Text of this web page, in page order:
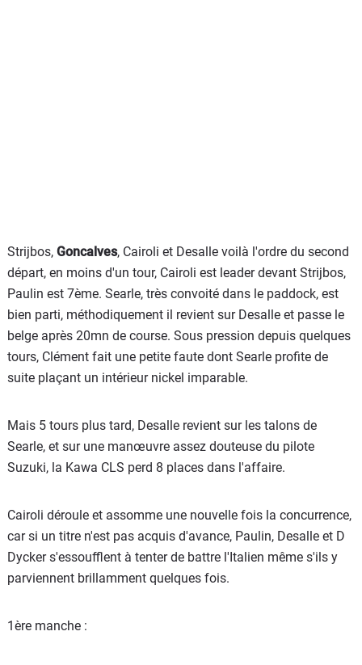
Strijbos, Goncalves, Cairoli et Desalle voilà l'ordre du second
départ, en moins d'un tour, Cairoli est leader devant Strijbos,
Paulin est 7ème. Searle, très convoité dans le paddock, est
bien parti, méthodiquement il revient sur Desalle et passe le
belge après 20mn de course. Sous pression depuis quelques
tours, Clément fait une petite faute dont Searle profite de
suite plaçant un intérieur nickel imparable.
Mais 5 tours plus tard, Desalle revient sur les talons de
Searle, et sur une manœuvre assez douteuse du pilote
Suzuki, la Kawa CLS perd 8 places dans l'affaire.
Cairoli déroule et assomme une nouvelle fois la concurrence,
car si un titre n'est pas acquis d'avance, Paulin, Desalle et D
Dycker s'essoufflent à tenter de battre l'Italien même s'ils y
parviennent brillamment quelques fois.
1ère manche :